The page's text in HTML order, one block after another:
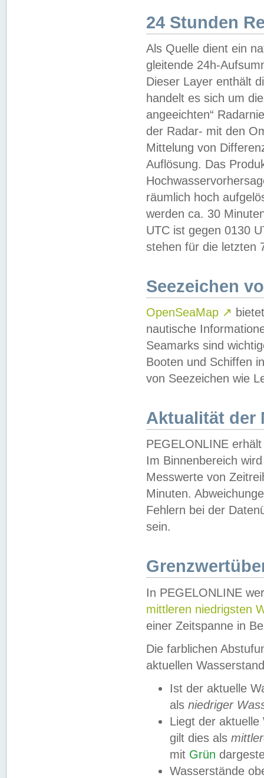
24 Stunden
Als Quelle dient ein
gleitende 24h-
Dieser Layer enthält
handelt es sich um
angeeichten“
der Radar- mit den
Mittelung von
Auflösung. Das
räumlich hoch
werden ca. 30
UTC ist gegen 0130
stehen für die letzten
Seezeichen
OpenSeaMap ↗
nautische
Seamarks sind
Booten und Schiffen
von Seezeichen wie
Aktualität der
PEGELONLINE
Im Binnenbereich
Messwerte von
Minuten.
Fehlern bei der
sein.
In PEGELONLINE
mittleren niedrigsten
einer Zeitspanne in
Die farblichen
aktuellen
Ist der aktuelle
als niedriger
Liegt der
gilt dies als
mit Grün
Wasserstände